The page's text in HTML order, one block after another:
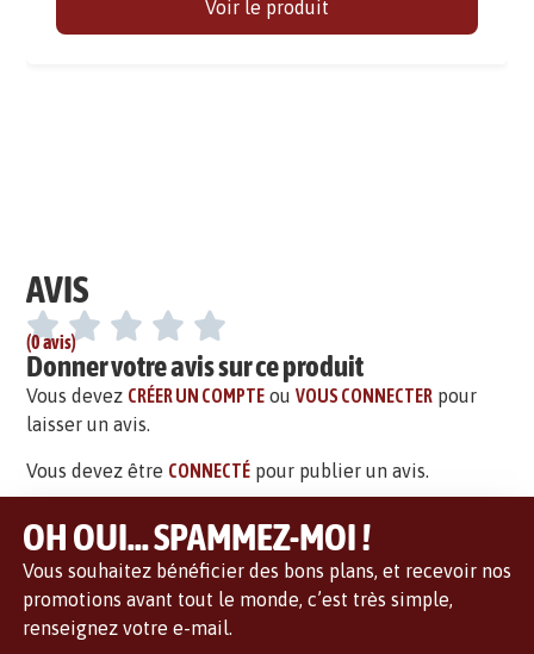
Voir le produit
AVIS
(0 avis)
Donner votre avis sur ce produit
Vous devez CRÉER UN COMPTE ouVOUS CONNECTER pour
laisser un avis.
Vous devez être CONNECTÉ pour publier un avis.
OH OUI... SPAMMEZ-MOI !
Vous souhaitez bénéficier des bons plans, et recevoir nos
promotions avant tout le monde, c’est très simple,
renseignez votre e-mail.